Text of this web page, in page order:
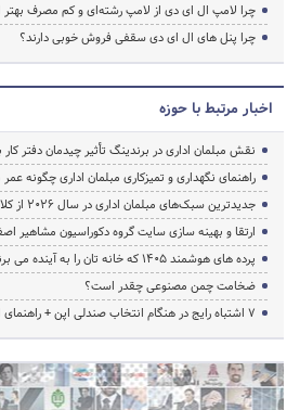
چرا لامپ ال ای دی از لامپ رشته‌ای و کم مصرف
چرا پنل های ال ای دی سقفی فروش خوبی دارند؟
اخبار مرتبط با حوزه
نقش مبلمان اداری در برندینگ تأثیر چیدمان دفتر
راهنمای نگهداری و تمیزکاری مبلمان اداری چگونه
جدیدترین سبک‌های مبلمان اداری در سال ۲۰۲۶ از کلاسیک تا مینیمال
ارتقا و بهینه سازی سایت گروه دکوراسیون مشاهیر
پرده‌ های هوشمند ۱۴۰۵ که خانه‌ تان را به آینده می‌ برند!
ضخامت چمن مصنوعی چقدر است؟
۷ اشتباه رایج در هنگام انتخاب صندلی اپن + راهنمای انتخاب مناسب